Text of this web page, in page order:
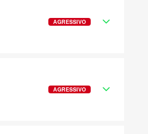
AGRESSIVO
AGRESSIVO